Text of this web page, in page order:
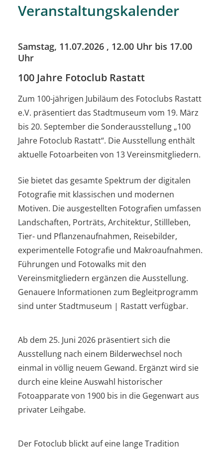
Veranstaltungskalender
Samstag, 11.07.2026 , 12.00 Uhr bis 17.00
Uhr
100 Jahre Fotoclub Rastatt
Zum 100-jährigen Jubiläum des Fotoclubs Rastatt
e.V. präsentiert das Stadtmuseum vom 19. März
bis 20. September die Sonderausstellung „100
Jahre Fotoclub Rastatt“. Die Ausstellung enthält
aktuelle Fotoarbeiten von 13 Vereinsmitgliedern.
Sie bietet das gesamte Spektrum der digitalen
Fotografie mit klassischen und modernen
Motiven. Die ausgestellten Fotografien umfassen
Landschaften, Porträts, Architektur, Stillleben,
Tier- und Pflanzenaufnahmen, Reisebilder,
experimentelle Fotografie und Makroaufnahmen.
Führungen und Fotowalks mit den
Vereinsmitgliedern ergänzen die Ausstellung.
Genauere Informationen zum Begleitprogramm
sind unter Stadtmuseum | Rastatt verfügbar.
Ab dem 25. Juni 2026 präsentiert sich die
Ausstellung nach einem Bilderwechsel noch
einmal in völlig neuem Gewand. Ergänzt wird sie
durch eine kleine Auswahl historischer
Fotoapparate von 1900 bis in die Gegenwart aus
privater Leihgabe.
Der Fotoclub blickt auf eine lange Tradition